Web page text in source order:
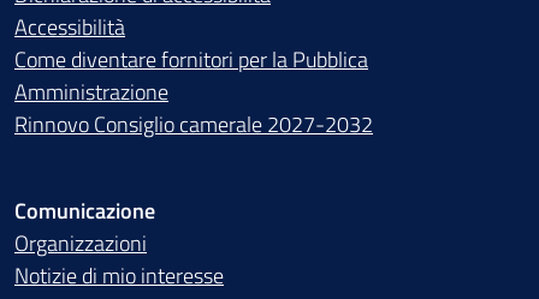
Accessibilità
Come diventare fornitori per la Pubblica
Amministrazione
Rinnovo Consiglio camerale 2027-2032
Comunicazione
Organizzazioni
Notizie di mio interesse